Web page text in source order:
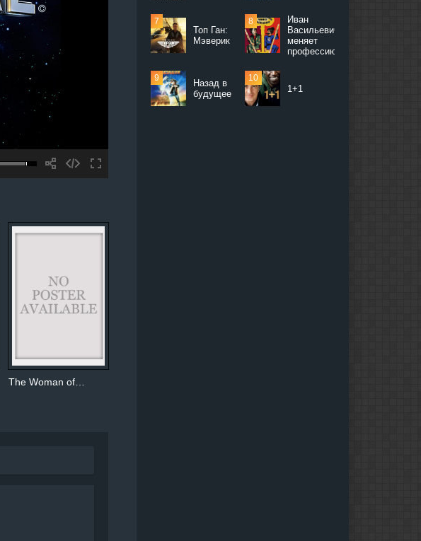
The Woman of…
Топ Ган:
Мэверик
Иван
Васильевич
меняет
профессию
Назад в
будущее
1+1